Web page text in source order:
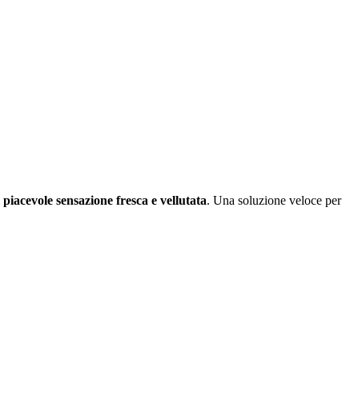
piacevole sensazione fresca e vellutata. Una soluzione veloce per